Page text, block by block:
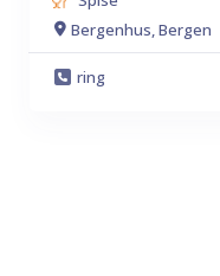
Bergenhus, Bergen
ring